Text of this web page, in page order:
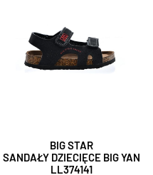
BIG STAR
SANDAŁY DZIECIĘCE BIG YAN
LL374141